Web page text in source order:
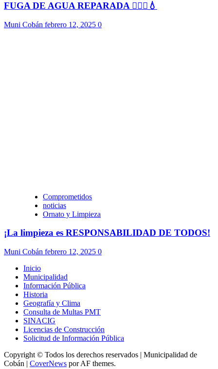
FUGA DE AGUA REPARADA 👷🏻‍♂️💧
Muni Cobán febrero 12, 2025 0
Comprometidos
noticias
Ornato y Limpieza
¡La limpieza es RESPONSABILIDAD DE TODOS!
Muni Cobán febrero 12, 2025 0
Inicio
Municipalidad
Información Pública
Historia
Geografía y Clima
Consulta de Multas PMT
SINACIG
Licencias de Construcción
Solicitud de Información Pública
Copyright © Todos los derechos reservados | Municipalidad de
Cobán | CoverNews por AF themes.